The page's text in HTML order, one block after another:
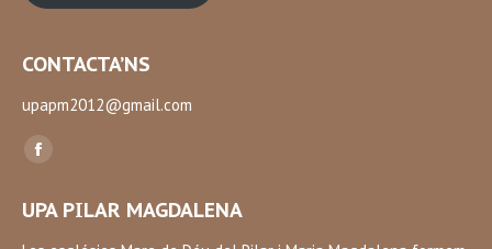
CONTACTA’NS
upapm2012@gmail.com
Find us on:
Facebook
opens
UPA PILAR MAGDALENA